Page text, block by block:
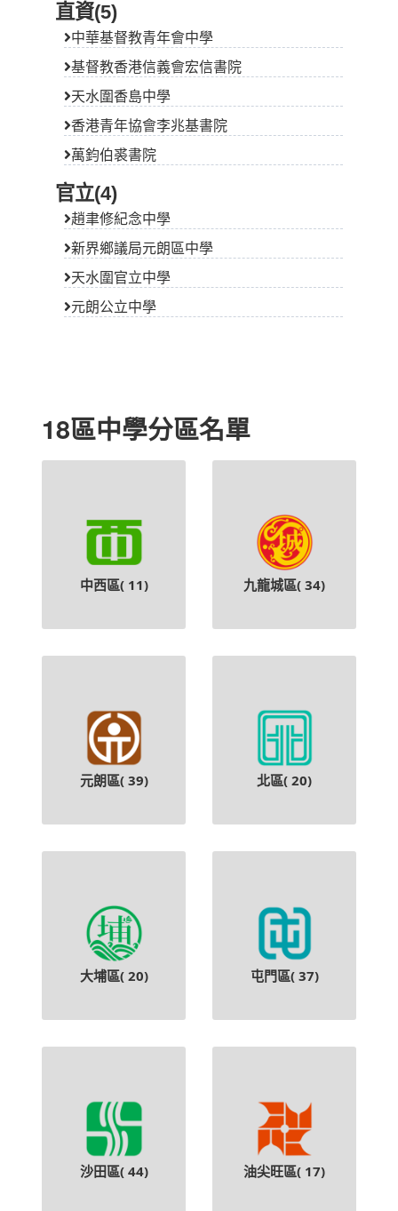
直資(5)
中華基督教青年會中學
基督教香港信義會宏信書院
天水圍香島中學
香港青年協會李兆基書院
萬鈞伯裘書院
官立(4)
趙聿修紀念中學
新界鄉議局元朗區中學
天水圍官立中學
元朗公立中學
18區中學分區名單
中西區( 11) 九龍城區( 34)
元朗區( 39) 北區( 20)
大埔區( 20) 屯門區( 37)
沙田區( 44) 油尖旺區( 17)